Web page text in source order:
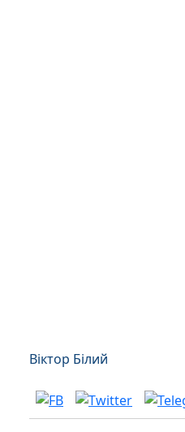
Віктор Білий